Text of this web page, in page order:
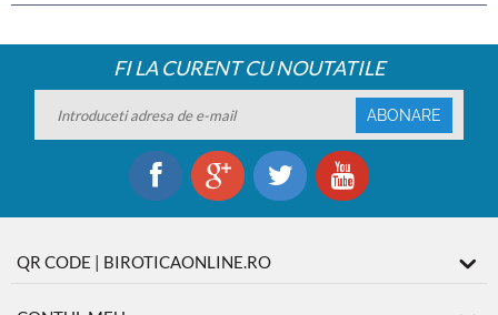
FI LA CURENT CU NOUTATILE
ABONARE
QR CODE | BIROTICAONLINE.RO